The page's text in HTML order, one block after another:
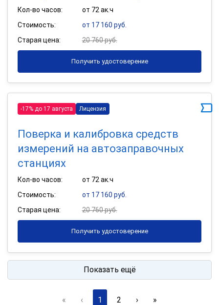
Кол-во часов:
от 72 ак.ч
Стоимость:
от 17 160 руб.
Старая цена:
20 760 руб.
Получить удостоверение
-17% до 17 августа Лицензия
Поверка и калибровка средств
измерений на автозаправочных
станциях
Кол-во часов:
от 72 ак.ч
Стоимость:
от 17 160 руб.
Старая цена:
20 760 руб.
Получить удостоверение
Показать ещё
« ‹ 1 2 › »